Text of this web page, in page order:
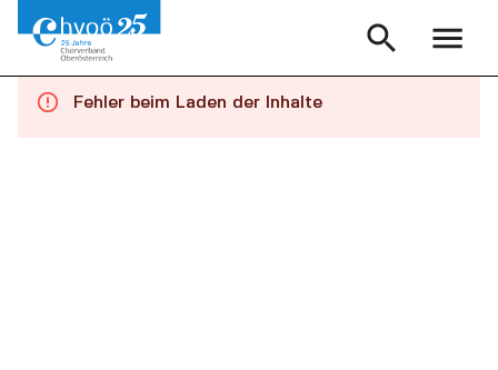
Fehler beim Laden der Inhalte